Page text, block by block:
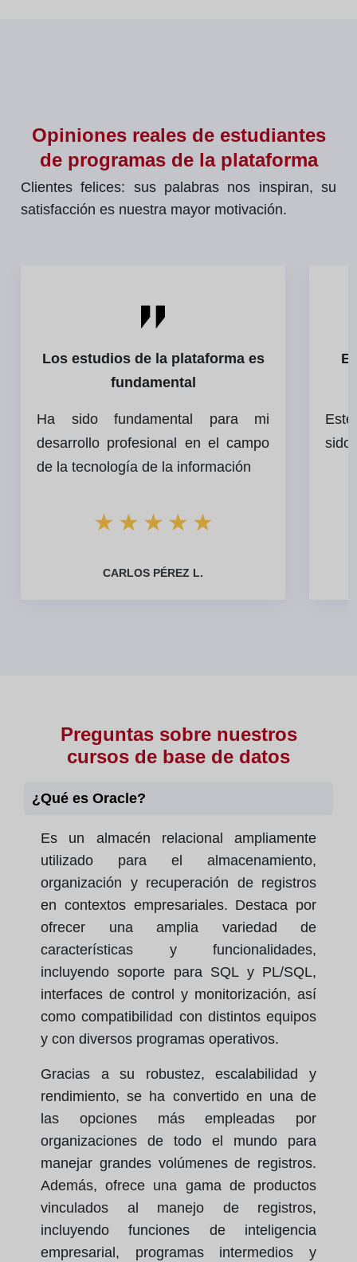
Opiniones reales de estudiantes
de programas de la plataforma
Clientes felices: sus palabras nos inspiran, su
satisfacción es nuestra mayor motivación.
Los estudios de la plataforma es
fundamental
Ha sido fundamental para mi
desarrollo profesional en el campo
de la tecnología de la información
★ ★ ★ ★ ★
CARLOS PÉREZ L.
sido
Preguntas sobre nuestros
cursos de base de datos
¿Qué es Oracle?
Es un almacén relacional ampliamente
utilizado para el almacenamiento,
organización y recuperación de registros
en contextos empresariales. Destaca por
ofrecer una amplia variedad de
características y funcionalidades,
incluyendo soporte para SQL y PL/SQL,
interfaces de control y monitorización, así
como compatibilidad con distintos equipos
y con diversos programas operativos.
Gracias a su robustez, escalabilidad y
rendimiento, se ha convertido en una de
las opciones más empleadas por
organizaciones de todo el mundo para
manejar grandes volúmenes de registros.
Además, ofrece una gama de productos
vinculados al manejo de registros,
incluyendo funciones de inteligencia
empresarial, programas intermedios y